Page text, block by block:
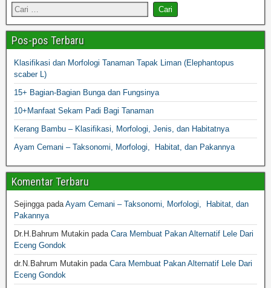
Pos-pos Terbaru
Klasifikasi dan Morfologi Tanaman Tapak Liman (Elephantopus
scaber L)
15+ Bagian-Bagian Bunga dan Fungsinya
10+Manfaat Sekam Padi Bagi Tanaman
Kerang Bambu – Klasifikasi, Morfologi, Jenis, dan Habitatnya
Ayam Cemani – Taksonomi, Morfologi, Habitat, dan Pakannya
Komentar Terbaru
SejinggapadaAyam Cemani – Taksonomi, Morfologi, Habitat, dan
Pakannya
Dr.H.Bahrum Mutakin pada Cara Membuat Pakan Alternatif Lele Dari
Eceng Gondok
dr.N.Bahrum Mutakin pada Cara Membuat Pakan Alternatif Lele Dari
Eceng Gondok